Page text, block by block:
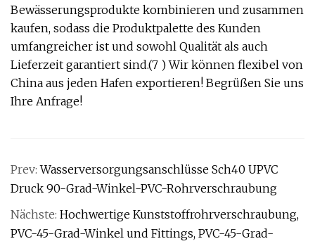
Bewässerungsprodukte kombinieren und zusammen
kaufen, sodass die Produktpalette des Kunden
umfangreicher ist und sowohl Qualität als auch
Lieferzeit garantiert sind.(7 ) Wir können flexibel von
China aus jeden Hafen exportieren! Begrüßen Sie uns
Ihre Anfrage!
Prev:Wasserversorgungsanschlüsse Sch40 UPVC
Druck 90-Grad-Winkel-PVC-Rohrverschraubung
Nächste: Hochwertige Kunststoffrohrverschraubung,
PVC-45-Grad-Winkel und Fittings, PVC-45-Grad-